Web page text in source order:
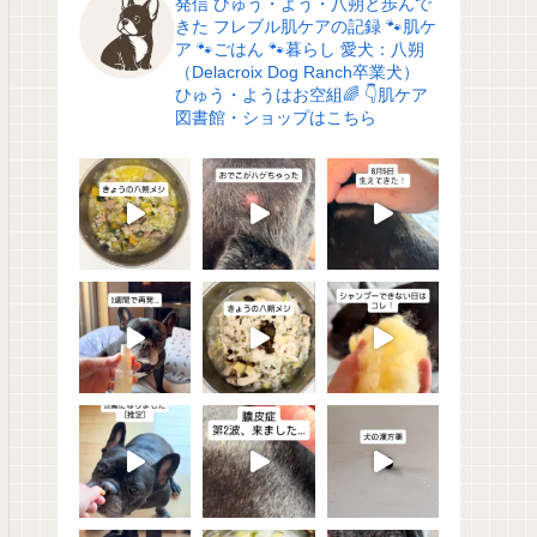
きた フレブル肌ケアの記録 🐾肌ケ
ア 🐾ごはん 🐾暮らし 愛犬：八朔
（Delacroix Dog Ranch卒業犬）
ひゅう・ようはお空組🌈 👇肌ケア
図書館・ショップはこちら